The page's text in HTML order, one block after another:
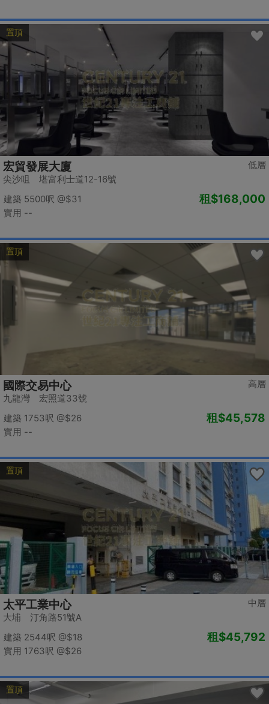
置頂
低層
宏貿發展大廈
尖沙咀 堪富利士道12-16號
建築 5500呎 @$31
實用 --
租$168,000
置頂
高層
國際交易中心
九龍灣 宏照道33號
建築 1753呎 @$26
實用 --
租$45,578
置頂
中層
太平工業中心
大埔 汀角路51號A
建築 2544呎 @$18
實用 1763呎 @$26
租$45,792
置頂